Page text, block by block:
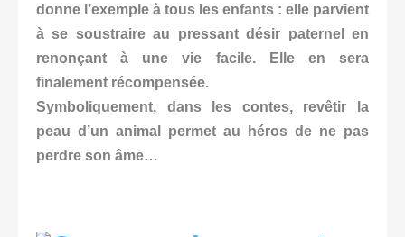
donne l’exemple à tous les enfants : elle parvient
à se soustraire au pressant désir paternel en
renonçant à une vie facile. Elle en sera
finalement récompensée.
Symboliquement, dans les contes, revêtir la
peau d’un animal permet au héros de ne pas
perdre son âme…